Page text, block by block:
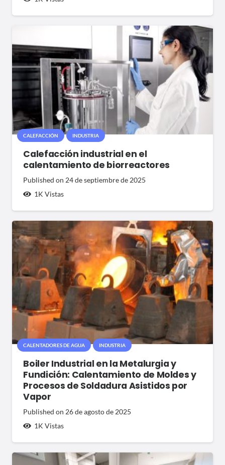
CALEFACCIÓN INDUSTRIA
Calefacción industrial en el
calentamiento de biorreactores
Published on 24 de septiembre de 2025
1K Vistas
CALENTADORES DE AGUA INDUSTRIA
Boiler Industrial en la Metalurgia y
Fundición: Calentamiento de Moldes y
Procesos de Soldadura Asistidos por
Vapor
Published on 26 de agosto de 2025
1K Vistas